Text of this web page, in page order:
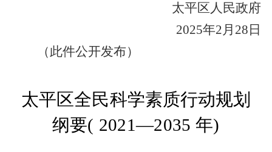
太平区人民政府
2025年2月28日
（此件公开发布）
太平区全民科学素质行动规划
纲要( 2021—2035 年)